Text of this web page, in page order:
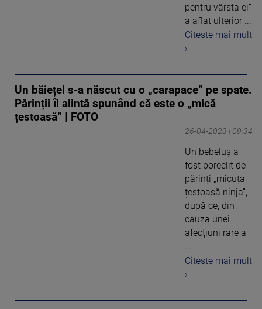
pentru vârsta ei”
a aflat ulterior ...
Citeste mai mult
›
Un băiețel s-a născut cu o „carapace” pe spate.
Părinții îl alintă spunând că este o „mică
țestoasă” | FOTO
26-04-2023 | 09:34
Un bebeluș a
fost poreclit de
părinți „micuța
țestoasă ninja”,
după ce, din
cauza unei
afecțiuni rare a
...
Citeste mai mult
›